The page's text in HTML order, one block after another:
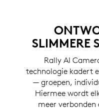
SLIMMERE
Rally AI
technologie kadert
— groepen,
Hiermee wordt
meer verbonden